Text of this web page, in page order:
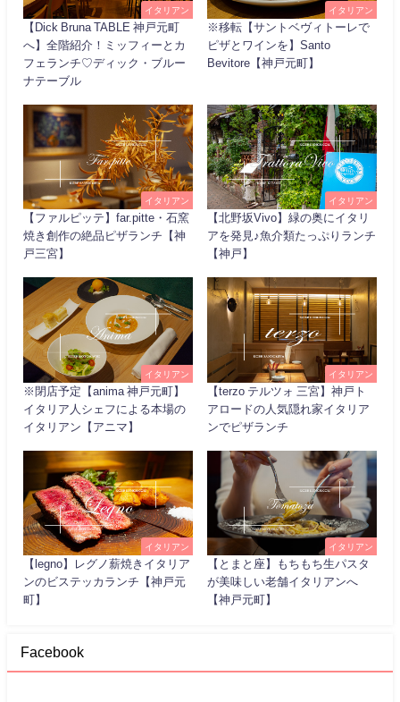
イタリアン
【Dick Bruna TABLE 神戸元町
へ】全階紹介！ミッフィーとカ
フェランチ♡ディック・ブルー
ナテーブル
イタリアン
※移転【サントベヴィトーレで
ピザとワインを】Santo
Bevitore【神戸元町】
イタリアン
【ファルピッテ】far.pitte・石窯
焼き創作の絶品ピザランチ【神
戸三宮】
イタリアン
【北野坂Vivo】緑の奥にイタリ
アを発見♪魚介類たっぷりランチ
【神戸】
イタリアン
※閉店予定【anima 神戸元町】
イタリア人シェフによる本場の
イタリアン【アニマ】
イタリアン
【terzo テルツォ 三宮】神戸ト
アロードの人気隠れ家イタリア
ンでピザランチ
イタリアン
【legno】レグノ薪焼きイタリア
ンのビステッカランチ【神戸元
町】
イタリアン
【とまと座】もちもち生パスタ
が美味しい老舗イタリアンへ
【神戸元町】
Facebook